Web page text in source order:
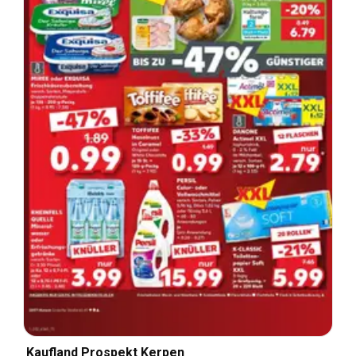
Kaufland Prospekt Kerpen